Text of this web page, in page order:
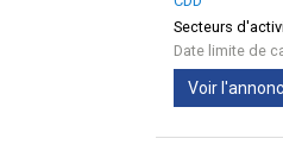
Secteurs
Date limite de
Voir